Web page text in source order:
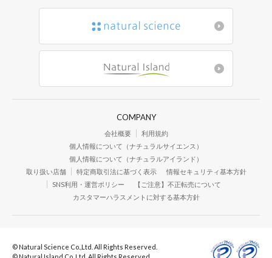
COMPANY
会社概要
利用規約
個人情報について（ナチュラルサイエンス）
個人情報について（ナチュラルアイランド）
取り扱い店舗
特定商取引法に基づく表示
情報セキュリティ基本方針
SNS利用・運営ポリシー
【ご注意】不正転売について
カスタマーハラスメントに対する基本方針
© Natural Science Co.,Ltd. All Rights Reserved.